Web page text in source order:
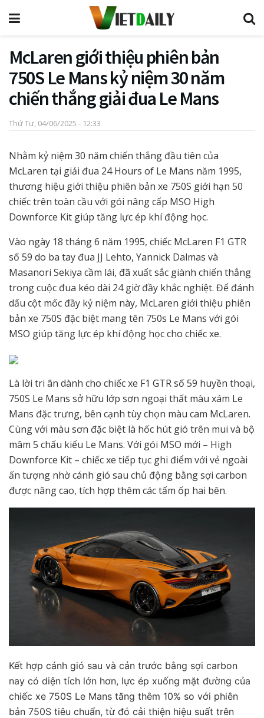
McLaren giới thiệu phiên bản
750S Le Mans kỷ niệm 30 năm
chiến thắng giải đua Le Mans
Thứ Tư, 04/06/2025 - 12:33
Nhằm kỷ niệm 30 năm chiến thắng đầu tiên của
McLaren tại giải đua 24 Hours of Le Mans năm 1995,
thương hiệu giới thiệu phiên bản xe 750S giới hạn 50
chiếc trên toàn cầu với gói nâng cấp MSO High
Downforce Kit giúp tăng lực ép khí động học.
Vào ngày 18 tháng 6 năm 1995, chiếc McLaren F1 GTR
số 59 do ba tay đua JJ Lehto, Yannick Dalmas và
Masanori Sekiya cầm lái, đã xuất sắc giành chiến thắng
trong cuộc đua kéo dài 24 giờ đầy khắc nghiệt. Để đánh
dấu cột mốc đầy kỷ niệm này, McLaren giới thiệu phiên
bản xe 750S đặc biệt mang tên 750s Le Mans với gói
MSO giúp tăng lực ép khí động học cho chiếc xe.
Là lời tri ân dành cho chiếc xe F1 GTR số 59 huyền thoại,
750S Le Mans sở hữu lớp sơn ngoại thất màu xám Le
Mans đặc trưng, bên cạnh tùy chọn màu cam McLaren.
Cùng với màu sơn đặc biệt là hốc hút gió trên mui và bộ
mâm 5 chấu kiểu Le Mans. Với gói MSO mới – High
Downforce Kit – chiếc xe tiếp tục ghi điểm với vẻ ngoài
ấn tượng nhờ cánh gió sau chủ động bằng sợi carbon
được nâng cao, tích hợp thêm các tấm ốp hai bên.
Kết hợp cánh gió sau và cản trước bằng sợi carbon
nay có diện tích lớn hơn, lực ép xuống mặt đường của
chiếc xe 750S Le Mans tăng thêm 10% so với phiên
bản 750S tiêu chuẩn, từ đó cải thiện hiệu suất trên